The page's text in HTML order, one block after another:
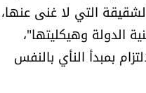
التي لا غنى عنها،
الدولة وهيكليتها"،
بمبدأ النأي بالنفس